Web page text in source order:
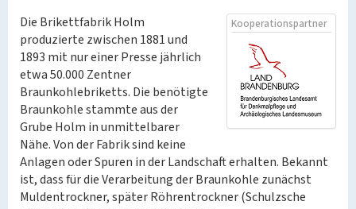
Kooperationspartner
Die Brikettfabrik Holm
produzierte zwischen 1881 und
1893 mit nur einer Presse jährlich
etwa 50.000 Zentner
Braunkohlebriketts. Die benötigte
Braunkohle stammte aus der
Grube Holm in unmittelbarer
Nähe. Von der Fabrik sind keine
Anlagen oder Spuren in der Landschaft erhalten. Bekannt
ist, dass für die Verarbeitung der Braunkohle zunächst
Muldentrockner, später Röhrentrockner (Schulzsche